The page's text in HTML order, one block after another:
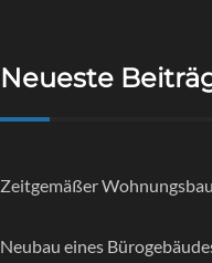
Neueste
Zeitgemäßer
Neubau eines